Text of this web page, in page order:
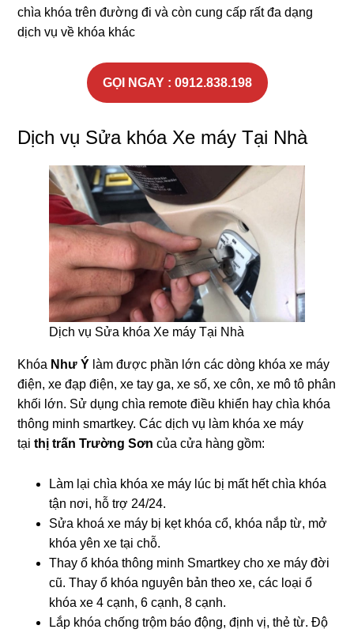
chìa khóa trên đường đi và còn cung cấp rất đa dạng
dịch vụ về khóa khác
GỌI NGAY : 0912.838.198
Dịch vụ Sửa khóa Xe máy Tại Nhà
Dịch vụ Sửa khóa Xe máy Tại Nhà
Khóa Như Ý làm được phần lớn các dòng khóa xe máy
điện, xe đạp điện, xe tay ga, xe số, xe côn, xe mô tô phân
khối lớn. Sử dụng chìa remote điều khiển hay chìa khóa
thông minh smartkey. Các dịch vụ làm khóa xe máy
tạithị trấn Trường Sơncủa cửa hàng gồm:
Làm lại chìa khóa xe máy lúc bị mất hết chìa khóa
tận nơi, hỗ trợ 24/24.
Sửa khoá xe máy bị kẹt khóa cổ, khóa nắp từ, mở
khóa yên xe tại chỗ.
Thay ổ khóa thông minh Smartkey cho xe máy đời
cũ. Thay ổ khóa nguyên bản theo xe, các loại ổ
khóa xe 4 cạnh, 6 cạnh, 8 cạnh.
Lắp khóa chống trộm báo động, định vị, thẻ từ. Độ